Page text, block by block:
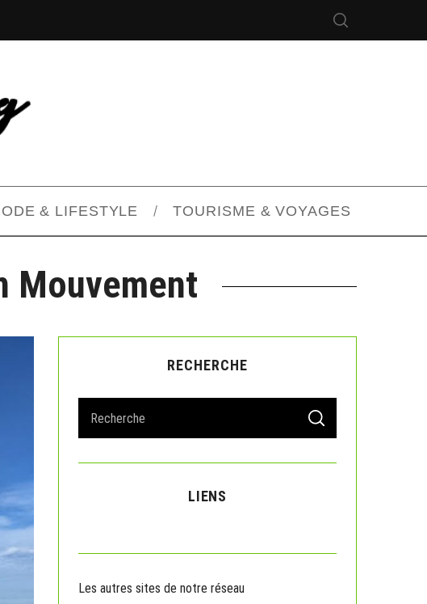
& LIFESTYLE TOURISME & VOYAGES
Mouvement
RECHERCHE
a
r
r
S
A
C
LIENS
Les autres sites de notre réseau